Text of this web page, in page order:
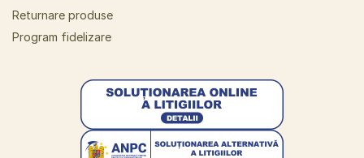
Returnare produse
Program fidelizare